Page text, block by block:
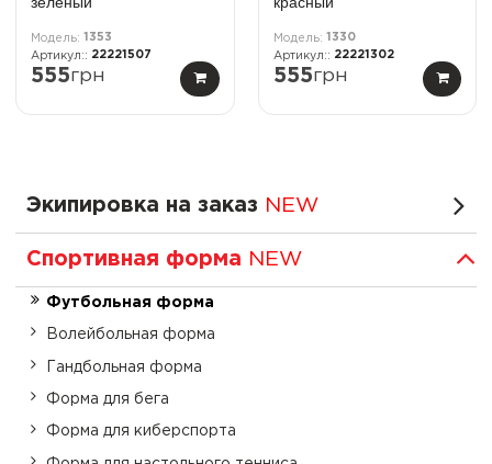
1353
22221507
555грн
1330
22221302
555грн
Экипировка на заказ NEW
Спортивная форма NEW
Футбольная форма
Волейбольная форма
Гандбольная форма
Форма для бега
Форма для киберспорта